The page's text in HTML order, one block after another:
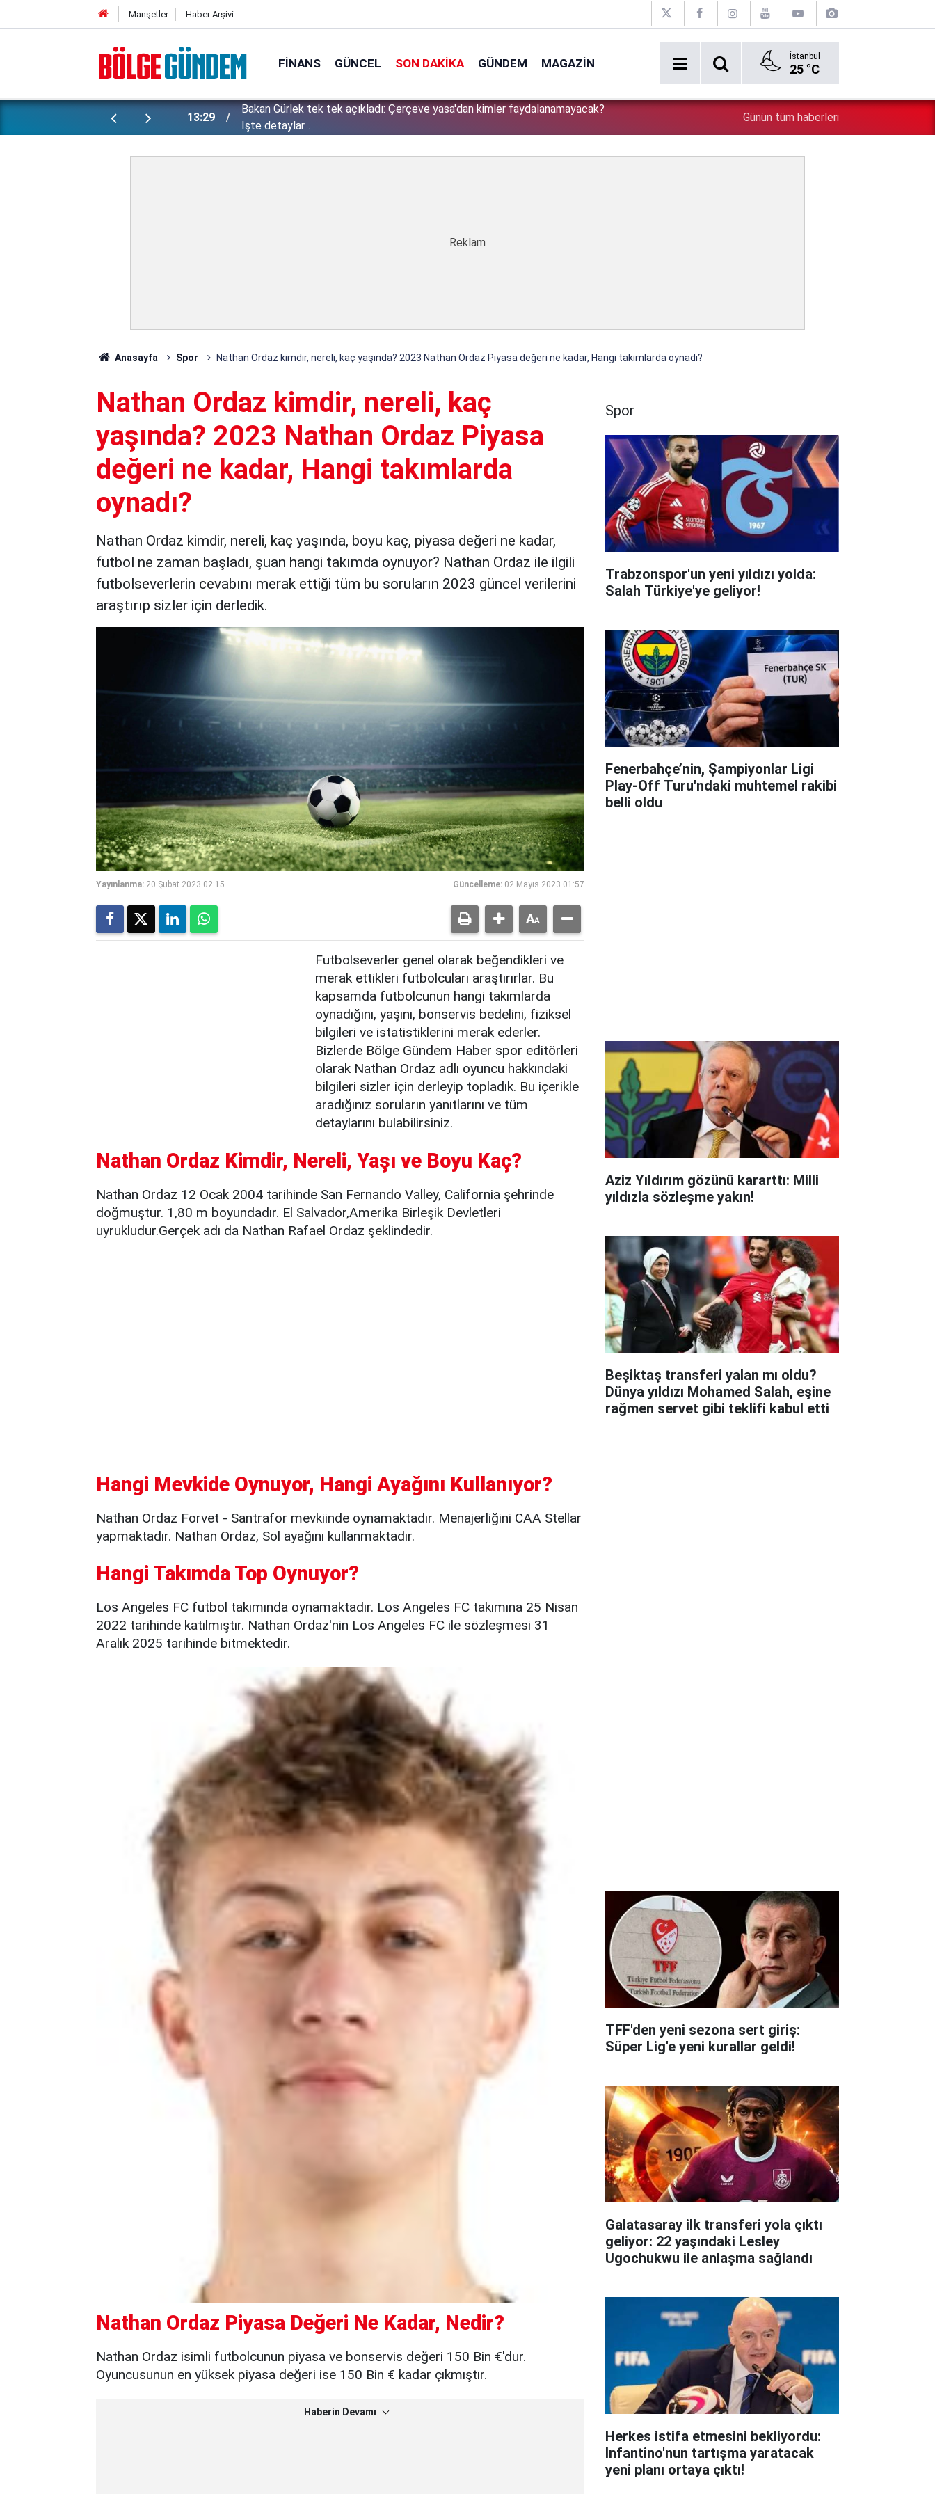
Manşetler Haber Arşivi
FINANS GÜNCEL SON DAKIKA GÜNDEM MAGAZIN İstanbul
25 °C
yapılan gizli planları deşifre etti! 13:29
Bakan Gürlek tek tek açıkladı: Çerçeve yasa'dan kimler faydalanamayacak?
İşte detaylar...
Özgür Özel'e şok! Yüzde 50 ile kazandıkları il, CHP'de
Günün tüm haberleri
Anasayfa Spor Nathan Ordaz kimdir, nereli, kaç yaşında? 2023 Nathan Ordaz Piyasa değeri ne kadar, Hangi takımlarda oynadı?
Nathan Ordaz kimdir, nereli, kaç
yaşında? 2023 Nathan Ordaz Piyasa
değeri ne kadar, Hangi takımlarda
oynadı?
Nathan Ordaz kimdir, nereli, kaç yaşında, boyu kaç, piyasa değeri ne kadar,
futbol ne zaman başladı, şuan hangi takımda oynuyor? Nathan Ordaz ile ilgili
futbolseverlerin cevabını merak ettiği tüm bu soruların 2023 güncel verilerini
araştırıp sizler için derledik.
Yayınlanma: 20 Şubat 2023 02:15 Güncelleme: 02 Mayıs 2023 01:57
Futbolseverler genel olarak beğendikleri ve
merak ettikleri futbolcuları araştırırlar. Bu
kapsamda futbolcunun hangi takımlarda
oynadığını, yaşını, bonservis bedelini, fiziksel
bilgileri ve istatistiklerini merak ederler.
Bizlerde Bölge Gündem Haber spor editörleri
olarak Nathan Ordaz adlı oyuncu hakkındaki
bilgileri sizler için derleyip topladık. Bu içerikle
aradığınız soruların yanıtlarını ve tüm
detaylarını bulabilirsiniz.
Nathan Ordaz Kimdir, Nereli, Yaşı ve Boyu Kaç?
Nathan Ordaz 12 Ocak 2004 tarihinde San Fernando Valley, California şehrinde
doğmuştur. 1,80 m boyundadır. El Salvador,Amerika Birleşik Devletleri
uyrukludur.Gerçek adı da Nathan Rafael Ordaz şeklindedir.
Hangi Mevkide Oynuyor, Hangi Ayağını Kullanıyor?
Nathan Ordaz Forvet - Santrafor mevkiinde oynamaktadır. Menajerliğini CAA Stellar
yapmaktadır. Nathan Ordaz, Sol ayağını kullanmaktadır.
Hangi Takımda Top Oynuyor?
Los Angeles FC futbol takımında oynamaktadır. Los Angeles FC takımına 25 Nisan
2022 tarihinde katılmıştır. Nathan Ordaz'nin Los Angeles FC ile sözleşmesi 31
Aralık 2025 tarihinde bitmektedir.
Nathan Ordaz Piyasa Değeri Ne Kadar, Nedir?
Nathan Ordaz isimli futbolcunun piyasa ve bonservis değeri 150 Bin €'dur.
Oyuncusunun en yüksek piyasa değeri ise 150 Bin € kadar çıkmıştır.
Haberin Devamı
Spor
Trabzonspor'un yeni yıldızı yolda:
Salah Türkiye'ye geliyor!
Fenerbahçe’nin, Şampiyonlar Ligi
Play-Off Turu'ndaki muhtemel rakibi
belli oldu
Aziz Yıldırım gözünü kararttı: Milli
yıldızla sözleşme yakın!
Beşiktaş transferi yalan mı oldu?
Dünya yıldızı Mohamed Salah, eşine
rağmen servet gibi teklifi kabul etti
TFF'den yeni sezona sert giriş:
Süper Lig'e yeni kurallar geldi!
Galatasaray ilk transferi yola çıktı
geliyor: 22 yaşındaki Lesley
Ugochukwu ile anlaşma sağlandı
Herkes istifa etmesini bekliyordu:
Infantino'nun tartışma yaratacak
yeni planı ortaya çıktı!